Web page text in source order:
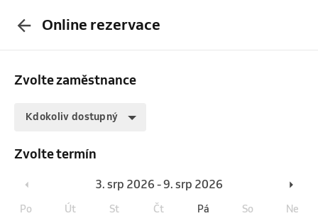
Online rezervace
Zvolte zaměstnance
Kdokoliv dostupný
Zvolte termín
3. srp 2026 - 9. srp 2026
Po Út St Čt Pá So Ne